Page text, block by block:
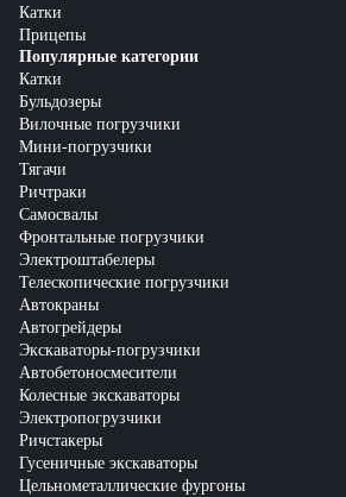
Катки
Прицепы
Популярные категории
Катки
Бульдозеры
Вилочные погрузчики
Мини-погрузчики
Тягачи
Ричтраки
Самосвалы
Фронтальные погрузчики
Электроштабелеры
Телескопические погрузчики
Автокраны
Автогрейдеры
Экскаваторы-погрузчики
Автобетоносмесители
Колесные экскаваторы
Электропогрузчики
Ричстакеры
Гусеничные экскаваторы
Цельнометаллические фургоны